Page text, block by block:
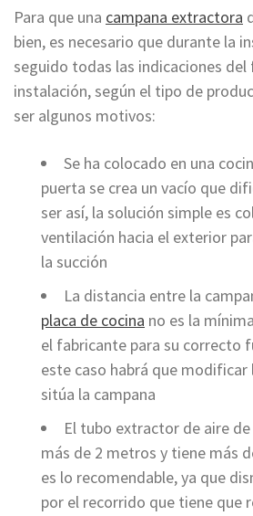
Para que una campana extractora
bien, es necesario que durante la
seguido todas las indicaciones del
instalación, según el tipo de
ser algunos motivos:
Se ha colocado en una
puerta se crea un vacío que
ser así, la solución simple es
ventilación hacia el exterior
la succión
La distancia entre la
placa de cocina no es la
el fabricante para su correcto
este caso habrá que modificar
sitúa la campana
El tubo extractor de aire
más de 2 metros y tiene más
es lo recomendable, ya que
por el recorrido que tiene que